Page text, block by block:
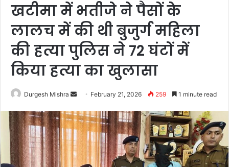
खटीमा में भतीजे ने पैसों के
लालच में की थी बुजुर्ग महिला
की हत्या पुलिस ने 72 घंटों में
किया हत्या का खुलासा
Durgesh Mishra
Send
email
February 21, 2026 259 1 minute read